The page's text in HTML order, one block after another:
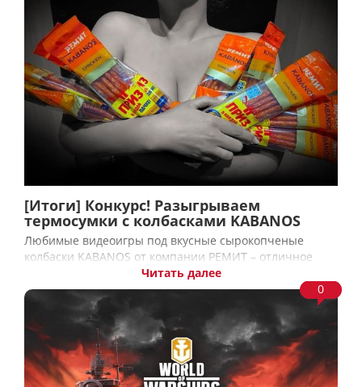
[Итоги] Конкурс! Разыгрываем
термосумки с колбасками KABANOS
Любимые видеоигры под вкусные сырокопченые
колбаски KABANOS от компании РЕМИТ – отличное
Читать далее
0